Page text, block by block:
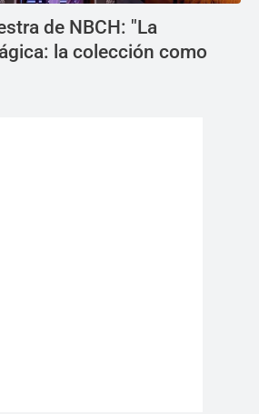
de NBCH: "La
la colección como